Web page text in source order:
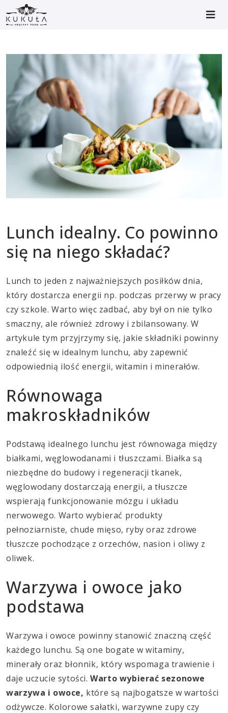
Lunch idealny. Co powinno
się na niego składać?
Lunch to jeden z najważniejszych posiłków dnia,
który dostarcza energii np. podczas przerwy w pracy
czy szkole. Warto więc zadbać, aby był on nie tylko
smaczny, ale również zdrowy i zbilansowany. W
artykule tym przyjrzymy się, jakie składniki powinny
znaleźć się w idealnym lunchu, aby zapewnić
odpowiednią ilość energii, witamin i minerałów.
Równowaga
makroskładników
Podstawą idealnego lunchu jest równowaga między
białkami, węglowodanami i tłuszczami. Białka są
niezbędne do budowy i regeneracji tkanek,
węglowodany dostarczają energii, a tłuszcze
wspierają funkcjonowanie mózgu i układu
nerwowego. Warto wybierać produkty
pełnoziarniste, chude mięso, ryby oraz zdrowe
tłuszcze pochodzące z orzechów, nasion i oliwy z
oliwek.
Warzywa i owoce jako
podstawa
Warzywa i owoce powinny stanowić znaczną część
każdego lunchu. Są one bogate w witaminy,
minerały oraz błonnik, który wspomaga trawienie i
daje uczucie sytości.Warto wybierać sezonowe
warzywa i owoce, które są najbogatsze w wartości
odżywcze. Kolorowe sałatki, warzywne zupy czy